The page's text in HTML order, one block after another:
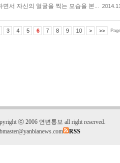
면서 자신의 얼굴을 찍는 모습을 본...
3 4 5 6 7 8 9 10 > >>
pyright ⓒ 2006 연변통보 all right reserved.
RSS